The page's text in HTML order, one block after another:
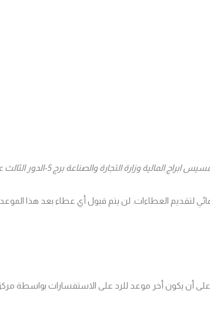
المالية وزارة التجارة والصناعة برج 5-الدور الثالث عشر
على أن يكون أخر موعد للرد على الاستفسارات بواسطة